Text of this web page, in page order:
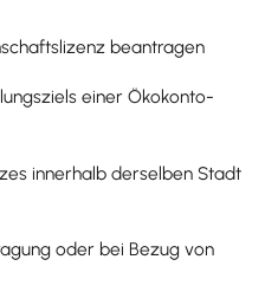
beantragen
einer Ökokonto-
innerhalb derselben Stadt
oder bei Bezug von